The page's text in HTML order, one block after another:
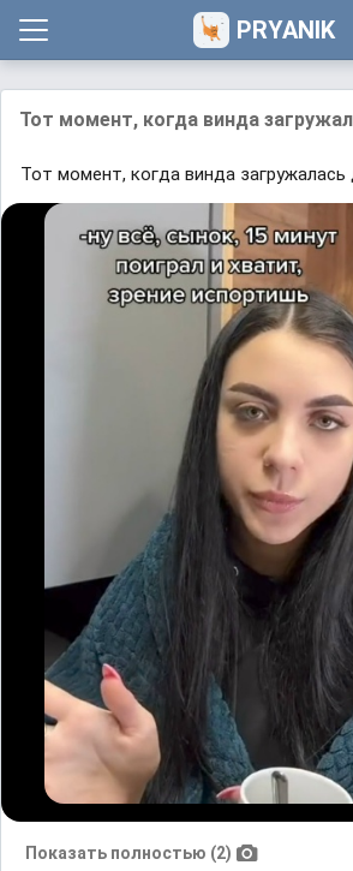
PRYANIK
Тот момент, когда винда
Тот момент, когда винда
Показать полностью (2)